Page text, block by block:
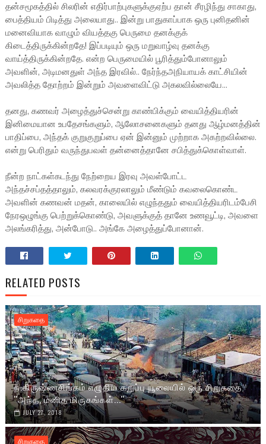
தன்சமூகத்தில் சிலரின் எதிர்பாற்புகளுக்குஏற்ப தான் சீரழிந்து சாகாது,
பைத்தியம் பிடித்து அலையாது.. இன்று பாதுகாப்பாக ஒரு புனிதனின்
மனைவியாக வாழும் வியத்தகு பெருமை தனக்குக்
கிடைத்திருக்கின்றதே! இப்படியும் ஒரு மறுவாழ்வு தனக்கு
வாய்த்திருக்கின்றதே. என்ற பெருமையில் பூரித்தும்போனாலும்
அவளின், அடிமனதுள் அந்த இரவில்.. நேர்ந்தஅநியாயக் காட்சியின்
அவலித்த தோற்றம் இன்றும் அவளைவிட்டு அகலவில்லையே...
தனது, கணவர் அழைத்துச்சென்று காண்பிக்கும் வையித்தியரின்
இனிமையான உபதேசங்களும், ஆலோசனைகளும் தனது ஆழ்மனத்தின்
பாதிப்பை, அந்தக் குறுகுறுப்பை ஏன் இன்னும் முற்றாக அகற்றவில்லை.
என்று பெரிதும் வருந்துபவள் தன்னைத்தானே சபித்துக்கொள்வாள்.
நீன்ற நாட்கள்கடந்து நேற்றைய இரவு அவள்போட்ட
அந்தச்சப்தத்தாலும், கலவரக்குரலாலும் மீண்டும் கவலைகொண்ட
அவளின் கணவன் மதன், காலையில் எழுந்ததும் வையித்தியரிடம்பேசி
நேரஒழுங்கு பெற்றுக்கொண்டு, அவளுக்குத் தானே உணவூட்டி, அவளை
அலங்கரித்து, அன்போடு.. அங்கே அழைத்துப்போனான்.
RELATED POSTS
சிறுகதை
ந.கிருஷ்ணசிங்கம் எழுதிய கறுப்பு யூலையில் ஒரு சிறுகதை
''அந்த, மனித மிருகங்கள்...''
JULY 27, 2018
சிறுகதை